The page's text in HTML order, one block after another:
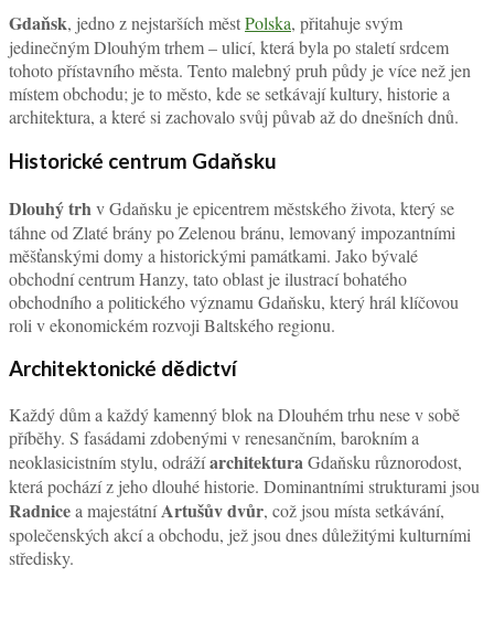
Gdaňsk, jedno z nejstarších městPolska, přitahuje svým
jedinečným Dlouhým trhem – ulicí, která byla po staletí srdcem
tohoto přístavního města. Tento malebný pruh půdy je více než jen
místem obchodu; je to město, kde se setkávají kultury, historie a
architektura, a které si zachovalo svůj půvab až do dnešních dnů.
Historické centrum Gdaňsku
Dlouhý trh v Gdaňsku je epicentrem městského života, který se
táhne od Zlaté brány po Zelenou bránu, lemovaný impozantními
měšťanskými domy a historickými památkami. Jako bývalé
obchodní centrum Hanzy, tato oblast je ilustrací bohatého
obchodního a politického významu Gdaňsku, který hrál klíčovou
roli v ekonomickém rozvoji Baltského regionu.
Architektonické dědictví
Každý dům a každý kamenný blok na Dlouhém trhu nese v sobě
příběhy. S fasádami zdobenými v renesančním, barokním a
neoklasicistním stylu, odrážíarchitekturaGdaňsku různorodost,
která pochází z jeho dlouhé historie. Dominantními strukturami jsou
Radnicea majestátníArtušův dvůr, což jsou místa setkávání,
společenských akcí a obchodu, jež jsou dnes důležitými kulturními
středisky.